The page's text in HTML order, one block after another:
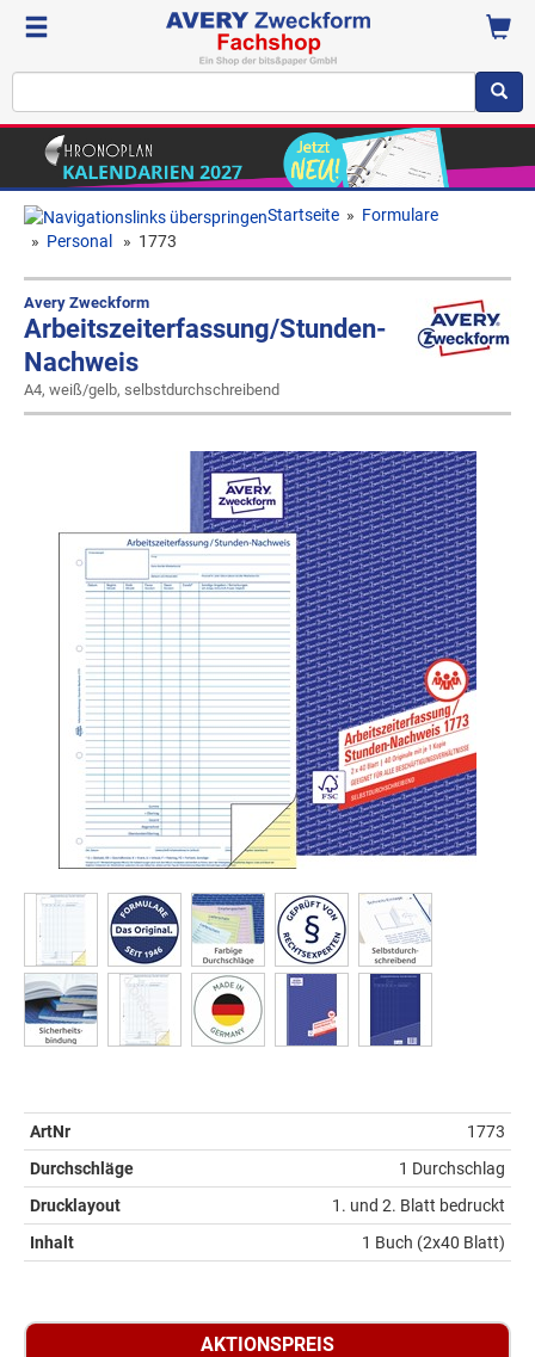
Startseite » Formulare
» Personal » 1773
Avery Zweckform
Arbeitszeiterfassung/Stunden-
Nachweis
A4, weiß/gelb, selbstdurchschreibend
ArtNr
1773
Durchschläge
1 Durchschlag
Drucklayout
1. und 2. Blatt bedruckt
Inhalt
1 Buch (2x40 Blatt)
AKTIONSPREIS